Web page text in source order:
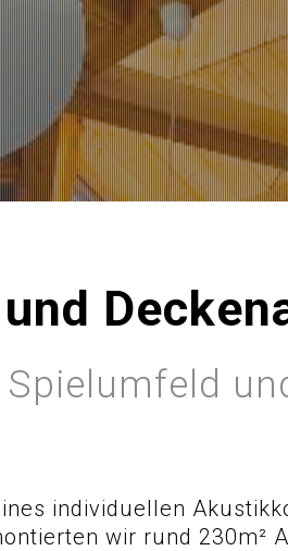
Spielumfeld
individuellen
wir rund 230m²